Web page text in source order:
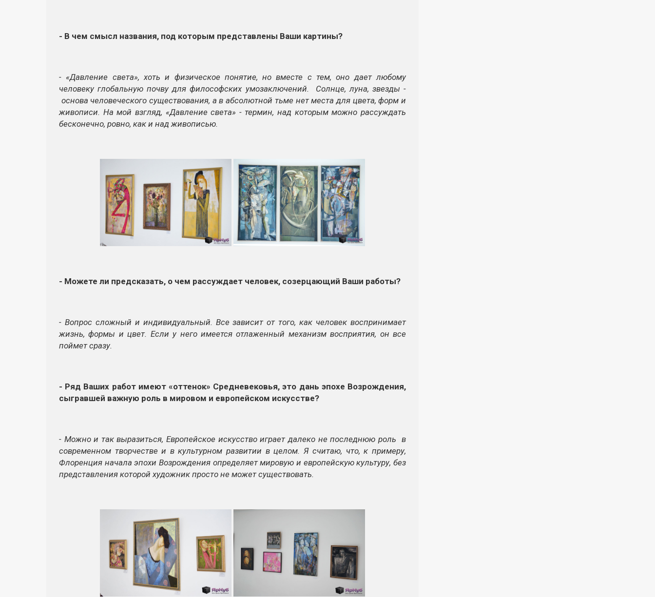
- В чем смысл названия, под которым представлены Ваши картины?
- «Давление света», хоть и физическое понятие, но вместе с тем, оно дает любому
человеку глобальную почву для философских умозаключений. Солнце, луна, звезды -
основа человеческого существования, а в абсолютной тьме нет места для цвета, форм и
живописи. На мой взгляд, «Давление света» - термин, над которым можно рассуждать
бесконечно, ровно, как и над живописью.
- Можете ли предсказать, о чем рассуждает человек, созерцающий Ваши работы?
- Вопрос сложный и индивидуальный. Все зависит от того, как человек воспринимает
жизнь, формы и цвет. Если у него имеется отлаженный механизм восприятия, он все
поймет сразу.
- Ряд Ваших работ имеют «оттенок» Средневековья, это дань эпохе Возрождения,
сыгравшей важную роль в мировом и европейском искусстве?
- Можно и так выразиться, Европейское искусство играет далеко не последнюю роль в
современном творчестве и в культурном развитии в целом. Я считаю, что, к примеру,
Флоренция начала эпохи Возрождения определяет мировую и европейскую культуру, без
представления которой художник просто не может существовать.